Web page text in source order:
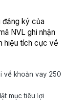
đăng ký của
NVL ghi nhận
hiệu tích cực về
về khoản vay 250
mục tiêu lợi